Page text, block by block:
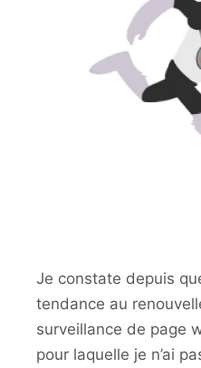
Je constate depuis
tendance au
surveillance de page
pour laquelle je n’ai